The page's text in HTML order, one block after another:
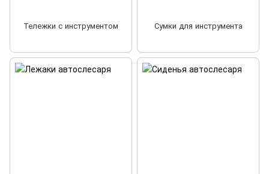
Тележки с инструментом Сумки для инструмента